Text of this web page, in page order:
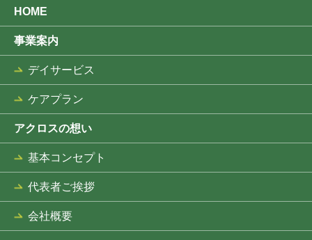
HOME
事業案内
デイサービス
ケアプラン
アクロスの想い
基本コンセプト
代表者ご挨拶
会社概要